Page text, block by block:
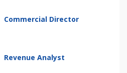
Commercial Director
Revenue Analyst